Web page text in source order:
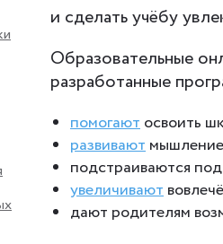
и сделать учёбу
Образовательные
разработанные
помогаютосвоить
развивают
подстраиваются
увеличивают
дают родителям